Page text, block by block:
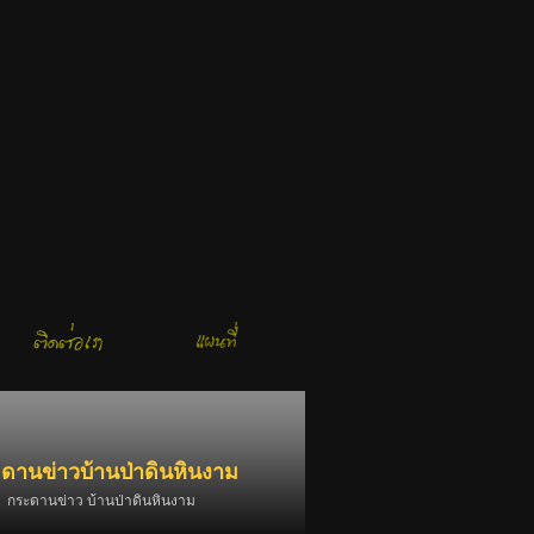
านข่าวบ้านป่าดินหินงาม
กระดานข่าว บ้านป่าดินหินงาม